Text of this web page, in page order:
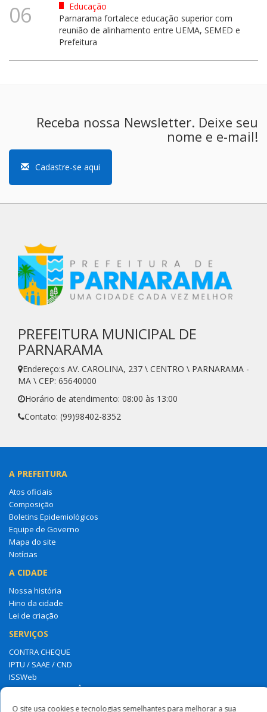
06
Educação
Parnarama fortalece educação superior com
reunião de alinhamento entre UEMA, SEMED e
Prefeitura
Receba nossa Newsletter. Deixe seu
nome e e-mail!
Cadastre-se aqui
PREFEITURA MUNICIPAL DE
PARNARAMA
Endereço:s AV. CAROLINA, 237 \ CENTRO \ PARNARAMA -
MA \ CEP: 65640000
Horário de atendimento: 08:00 às 13:00
Contato: (99)98402-8352
A PREFEITURA
Atos oficiais
Composição
Boletins Epidemiológicos
Equipe de Governo
Mapa do site
Notícias
A CIDADE
Nossa história
Hino da cidade
Lei de criação
SERVIÇOS
CONTRA CHEQUE
IPTU / SAAE / CND
ISSWeb
NOTA FISCAL ELETRÔNICA
FALE CONOSCO
O site usa cookies e tecnologias semelhantes para melhorar a sua